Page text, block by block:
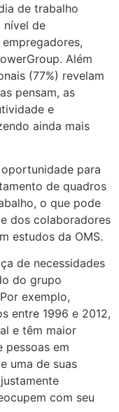
de trabalho
nível de
Além
(77%) revelam
pensam, as
e
ainda mais
para
de quadros
o que pode
dos colaboradores
estudos da OMS.
de necessidades
do grupo
exemplo,
entre 1996 e 2012,
e têm maior
pessoas em
uma de suas
com seu